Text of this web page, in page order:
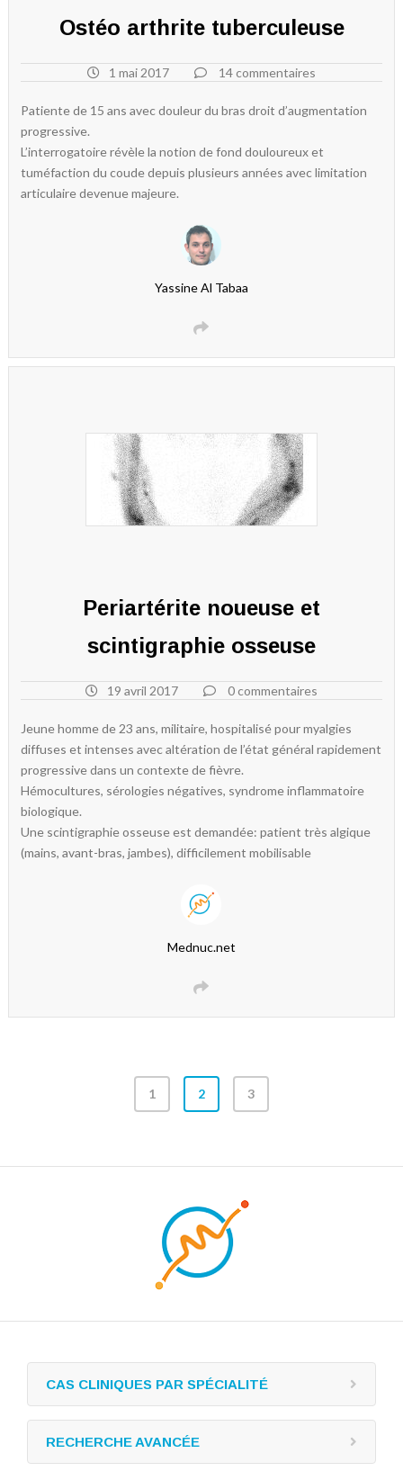
Ostéo arthrite tuberculeuse
1 mai 2017 14 commentaires
Patiente de 15 ans avec douleur du bras droit d’augmentation
progressive.
L’interrogatoire révèle la notion de fond douloureux et
tuméfaction du coude depuis plusieurs années avec limitation
articulaire devenue majeure.
Yassine Al Tabaa
Periartérite noueuse et
scintigraphie osseuse
19 avril 2017 0 commentaires
Jeune homme de 23 ans, militaire, hospitalisé pour myalgies
diffuses et intenses avec altération de l’état général rapidement
progressive dans un contexte de fièvre.
Hémocultures, sérologies négatives, syndrome inflammatoire
biologique.
Une scintigraphie osseuse est demandée: patient très algique
(mains, avant-bras, jambes), difficilement mobilisable
Mednuc.net
1 2 3
CAS CLINIQUES PAR SPÉCIALITÉ
RECHERCHE AVANCÉE